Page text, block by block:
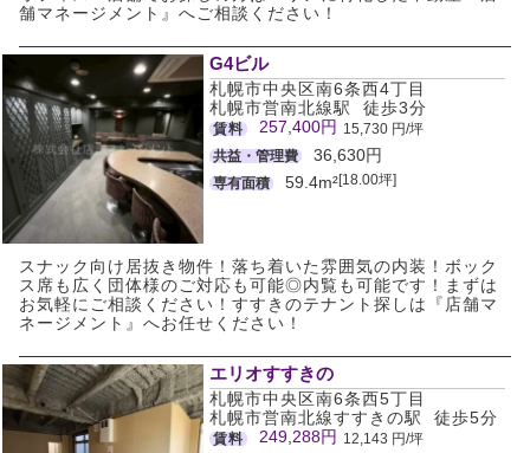
舗マネージメント』へご相談ください！
G4ビル
札幌市中央区南6条西4丁目
札幌市営南北線駅 徒歩3分
賃料 257,400円 15,730 円/坪
共益・管理費
36,630円
専有面積 59.4m²[18.00坪]
スナック向け居抜き物件！落ち着いた雰囲気の内装！ボック
ス席も広く団体様のご対応も可能◎内覧も可能です！まずは
お気軽にご相談ください！すすきのテナント探しは『店舗マ
ネージメント』へお任せください！
エリオすすきの
札幌市中央区南6条西5丁目
札幌市営南北線すすきの駅 徒歩5分
賃料 249,288円 12,143 円/坪